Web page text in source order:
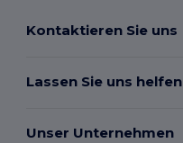
Kontaktieren Sie uns
Lassen Sie uns helfen
Unser Unternehmen